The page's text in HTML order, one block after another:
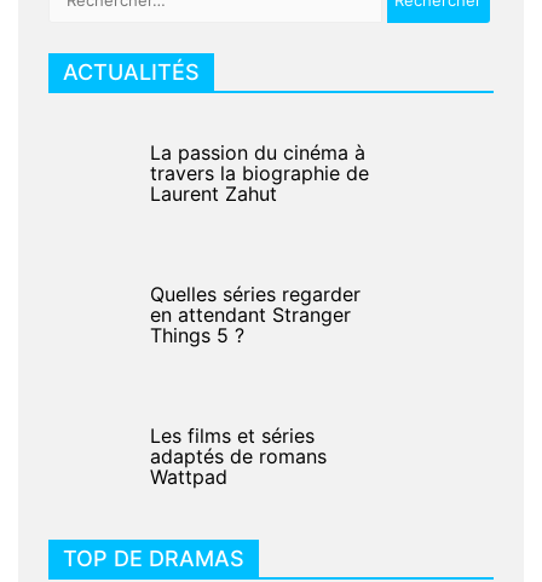
ACTUALITÉS
La passion du cinéma à
travers la biographie de
Laurent Zahut
Quelles séries regarder
en attendant Stranger
Things 5 ?
Les films et séries
adaptés de romans
Wattpad
TOP DE DRAMAS